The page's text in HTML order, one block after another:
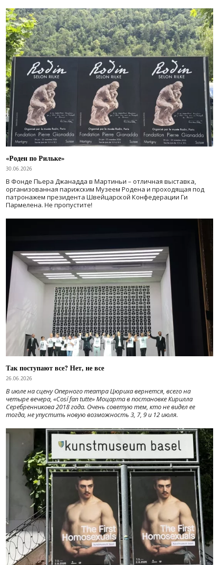
«Роден по Рильке»
30.06.2026
В Фонде Пьера Джанадда в Мартиньи – отличная выставка,
организованная парижским Музеем Родена и проходящая под
патронажем президента Швейцарской Конфедерации Ги
Пармелена. Не пропустите!
Так поступают все? Нет, не все
26.06.2026
В июле на сцену Оперного театра Цюриха вернется, всего на
четыре вечера, «Cosí fan tutte» Моцарта в постановке Кирилла
Серебренникова 2018 года. Очень советую тем, кто не видел ее
тогда, не упустить новую возможность 3, 7, 9 и 12 июля.